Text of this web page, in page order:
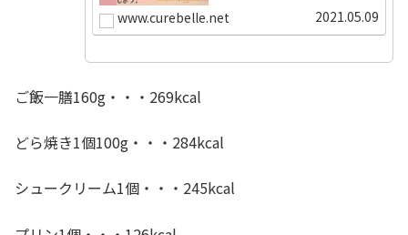
です。「これから薄着の季節だし痩せ
たい！」「外出しないで簡単に運動し
て痩せたい！」「外に出てジョギング
www.curebelle.net 2021.05.09
ご飯一膳160g・・・269kcal
どら焼き1個100g・・・284kcal
シュークリーム1個・・・245kcal